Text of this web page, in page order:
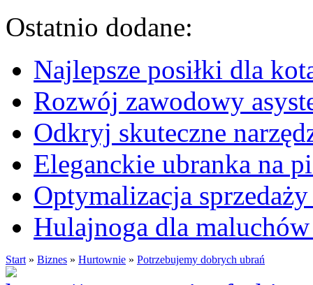
Ostatnio dodane:
Najlepsze posiłki dla
Rozwój zawodowy
Odkryj skuteczne
Eleganckie ubranka na
Optymalizacja
Hulajnoga dla maluchów
Start » Biznes » Hurtownie » Potrzebujemy dobrych ubrań